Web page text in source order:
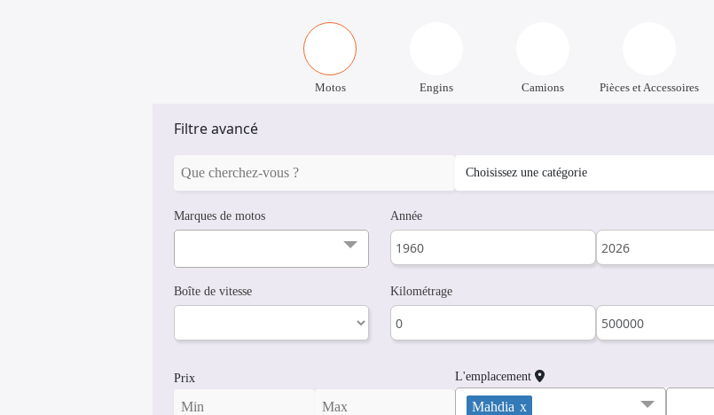
Motos Engins Camions Pièces et Accessoires
Filtre avancé
Marques de motos Année
Boîte de vitesse Kilométrage
Prix L'emplacement
Mahdia x